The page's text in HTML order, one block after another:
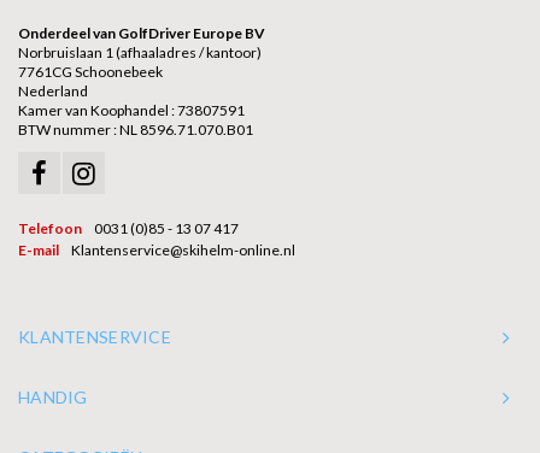
Onderdeel van GolfDriver Europe BV
Norbruislaan 1 (afhaaladres / kantoor)
7761CG Schoonebeek
Nederland
Kamer van Koophandel : 73807591
BTW nummer : NL 8596.71.070.B01
Telefoon
0031 (0)85 - 13 07 417
E-mail
Klantenservice@skihelm-online.nl
KLANTENSERVICE
HANDIG